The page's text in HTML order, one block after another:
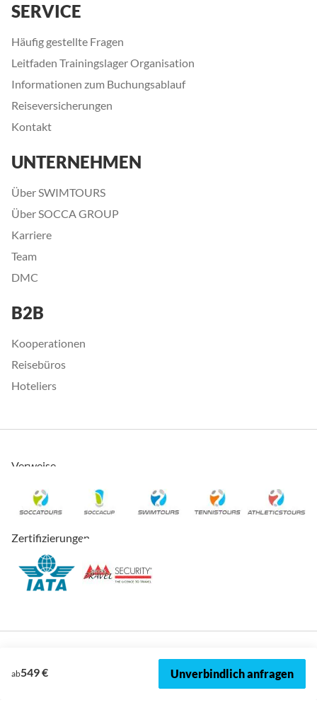
ab549 € Unverbindlich anfragen
SERVICE
Häufig gestellte Fragen
Leitfaden Trainingslager Organisation
Informationen zum Buchungsablauf
Reiseversicherungen
Kontakt
UNTERNEHMEN
Über SWIMTOURS
Über SOCCA GROUP
Karriere
Team
DMC
B2B
Kooperationen
Reisebüros
Hoteliers
Verweise
Zertifizierungen